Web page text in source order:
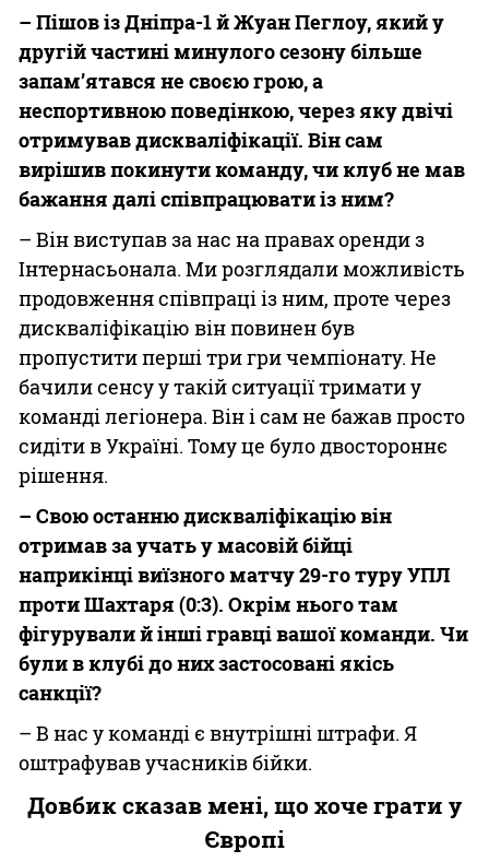
– Пішов із Дніпра-1 й Жуан Пеглоу, який у
другій частині минулого сезону більше
запам’ятався не своєю грою, а
неспортивною поведінкою, через яку двічі
отримував дискваліфікації. Він сам
вирішив покинути команду, чи клуб не мав
бажання далі співпрацювати із ним?
– Він виступав за нас на правах оренди з
Інтернасьонала. Ми розглядали можливість
продовження співпраці із ним, проте через
дискваліфікацію він повинен був
пропустити перші три гри чемпіонату. Не
бачили сенсу у такій ситуації тримати у
команді легіонера. Він і сам не бажав просто
сидіти в Україні. Тому це було двостороннє
рішення.
– Свою останню дискваліфікацію він
отримав за учать у масовій бійці
наприкінці виїзного матчу 29-го туру УПЛ
проти Шахтаря (0:3). Окрім нього там
фігурували й інші гравці вашої команди. Чи
були в клубі до них застосовані якісь
санкції?
– В нас у команді є внутрішні штрафи. Я
оштрафував учасників бійки.
Довбик сказав мені, що хоче грати у
Європі